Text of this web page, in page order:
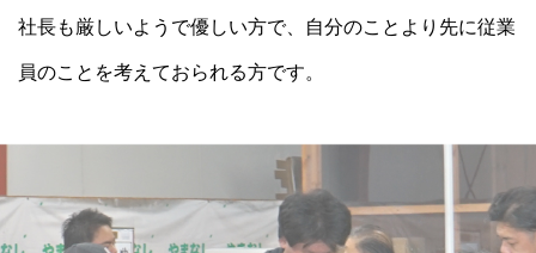
社長も厳しいようで優しい方で、自分のことより先に従業
員のことを考えておられる方です。